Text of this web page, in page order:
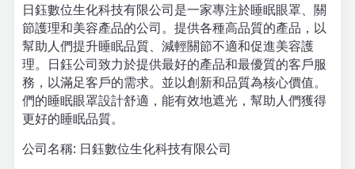
日鈺數位生化科技有限公司是一家專注於睡眠眼罩、關
節護理和美容產品的公司。提供各種高品質的產品，以
幫助人們提升睡眠品質、減輕關節不適和促進美容護
理。日鈺公司致力於提供最好的產品和最優質的客戶服
務，以滿足客戶的需求。並以創新和品質為核心價值。
們的睡眠眼罩設計舒適，能有效地遮光，幫助人們獲得
更好的睡眠品質。
公司名稱: 日鈺數位生化科技有限公司